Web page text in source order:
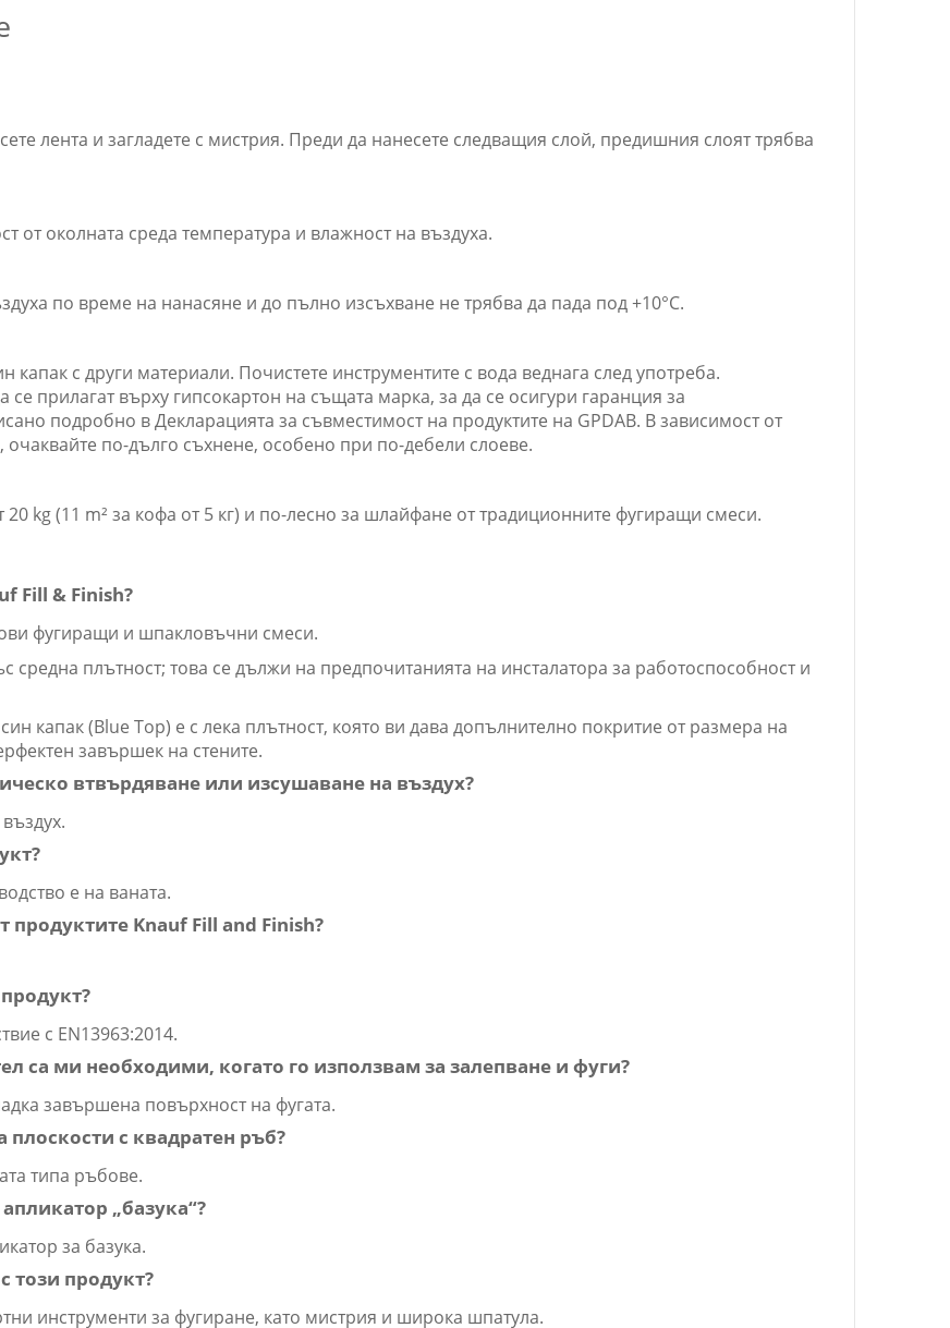
лента и загладете с мистрия. Преди да нанесете следващия слой, предишния слоят трябва
от околната среда температура и влажност на въздуха.
по време на нанасяне и до пълно изсъхване не трябва да пада под +10°C.
с други материали. Почистете инструментите с вода веднага след употреба.
прилагат върху гипсокартон на същата марка, за да се осигури гаранция за
подробно в Декларацията за съвместимост на продуктите на GPDAВ. В зависимост от
очаквайте по-дълго съхнене, особено при по-дебели слоеве.
kg (11 m² за кофа от 5 кг) и по-лесно за шлайфане от традиционните фугиращи смеси.
Fill & Finish?
фугиращи и шпакловъчни смеси.
средна плътност; това се дължи на предпочитанията на инсталатора за работоспособност и
капак (Blue Top) е с лека плътност, която ви дава допълнително покритие от размера на
завършек на стените.
втвърдяване или изсушаване на въздух?
е на ваната.
продуктите Knauf Fill and Finish?
с EN13963:2014.
са ми необходими, когато го използвам за залепване и фуги?
завършена повърхност на фугата.
с квадратен ръб?
типа ръбове.
„базука“?
за базука.
този продукт?
инструменти за фугиране, като мистрия и широка шпатула.